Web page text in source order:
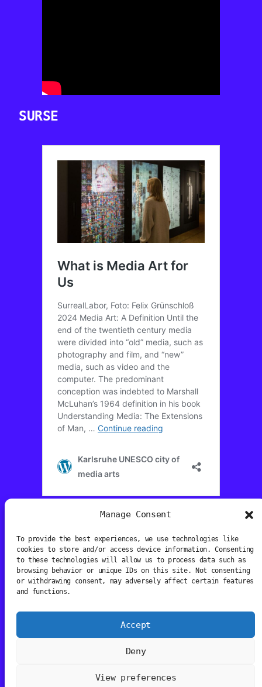
Manage Consent
To provide the best experiences, we use technologies like
cookies to store and/or access device information. Consenting
to these technologies will allow us to process data such as
browsing behavior or unique IDs on this site. Not consenting
or withdrawing consent, may adversely affect certain features
and functions.
Accept
Deny
View preferences
SURSE
Media Art Prize
Instagram
Facebook
TikTok
YouTube